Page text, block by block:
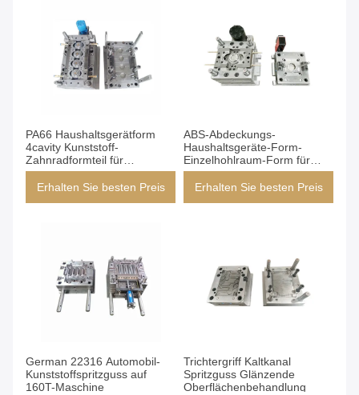
PA66 Haushaltsgerätform
4cavity Kunststoff-
Zahnradformteil für
Waschmaschine
Erhalten Sie besten Preis
ABS-Abdeckungs-
Haushaltsgeräte-Form-
Einzelhohlraum-Form für
Behälter
Erhalten Sie besten Preis
German 22316 Automobil-
Kunststoffspritzguss auf
160T-Maschine
Trichtergriff Kaltkanal
Spritzguss Glänzende
Oberflächenbehandlung